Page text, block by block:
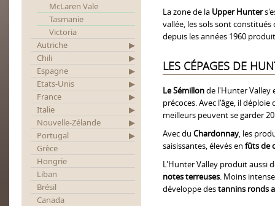
McLaren Vale
Tasmanie
Victoria
Autriche
Chili
Espagne
Etats-Unis
France
Italie
Nouvelle-Zélande
Portugal
Grèce
Hongrie
Liban
Brésil
Canada
La zone de la Upper Hunter
vallée, les sols sont
depuis les années 1960
LES CÉPAGES DE
Le Sémillonde l'Hunter Valley
précoces. Avec l'âge, il déploie
meilleurs peuvent se garder
Avec du Chardonnay, les
saisissantes, élevés en fûts de
L'Hunter Valley produit aussi
notes terreuses . Moins
développe destannins ronds